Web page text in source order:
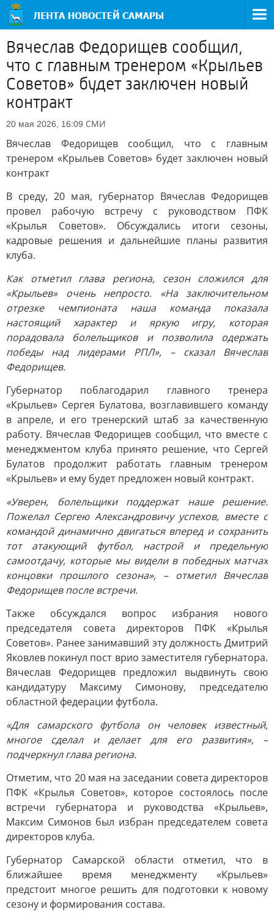
Вячеслав Федорищев сообщил,
что с главным тренером «Крыльев
Советов» будет заключен новый
контракт
20 мая 2026, 16:09 СМИ
Вячеслав Федорищев сообщил, что с главным
тренером «Крыльев Советов» будет заключен новый
контракт
В среду, 20 мая, губернатор Вячеслав Федорищев
провел рабочую встречу с руководством ПФК
«Крылья Советов». Обсуждались итоги сезоны,
кадровые решения и дальнейшие планы развития
клуба.
Как отметил глава региона, сезон сложился для
«Крыльев» очень непросто. «На заключительном
отрезке чемпионата наша команда показала
настоящий характер и яркую игру, которая
порадовала болельщиков и позволила одержать
победы над лидерами РПЛ», – сказал Вячеслав
Федорищев.
Губернатор поблагодарил главного тренера
«Крыльев» Сергея Булатова, возглавившего команду
в апреле, и его тренерский штаб за качественную
работу. Вячеслав Федорищев сообщил, что вместе с
менеджментом клуба принято решение, что Сергей
Булатов продолжит работать главным тренером
«Крыльев» и ему будет предложен новый контракт.
«Уверен, болельщики поддержат наше решение.
Пожелал Сергею Александровичу успехов, вместе с
командой динамично двигаться вперед и сохранить
тот атакующий футбол, настрой и предельную
самоотдачу, которые мы видели в победных матчах
концовки прошлого сезона», – отметил Вячеслав
Федорищев после встречи.
Также обсуждался вопрос избрания нового
председателя совета директоров ПФК «Крылья
Советов». Ранее занимавший эту должность Дмитрий
Яковлев покинул пост врио заместителя губернатора.
Вячеслав Федорищев предложил выдвинуть свою
кандидатуру Максиму Симонову, председателю
областной федерации футбола.
«Для самарского футбола он человек известный,
многое сделал и делает для его развития», –
подчеркнул глава региона.
Отметим, что 20 мая на заседании совета директоров
ПФК «Крылья Советов», которое состоялось после
встречи губернатора и руководства «Крыльев»,
Максим Симонов был избран председателем совета
директоров клуба.
Губернатор Самарской области отметил, что в
ближайшее время менеджменту «Крыльев»
предстоит многое решить для подготовки к новому
сезону и формирования состава.